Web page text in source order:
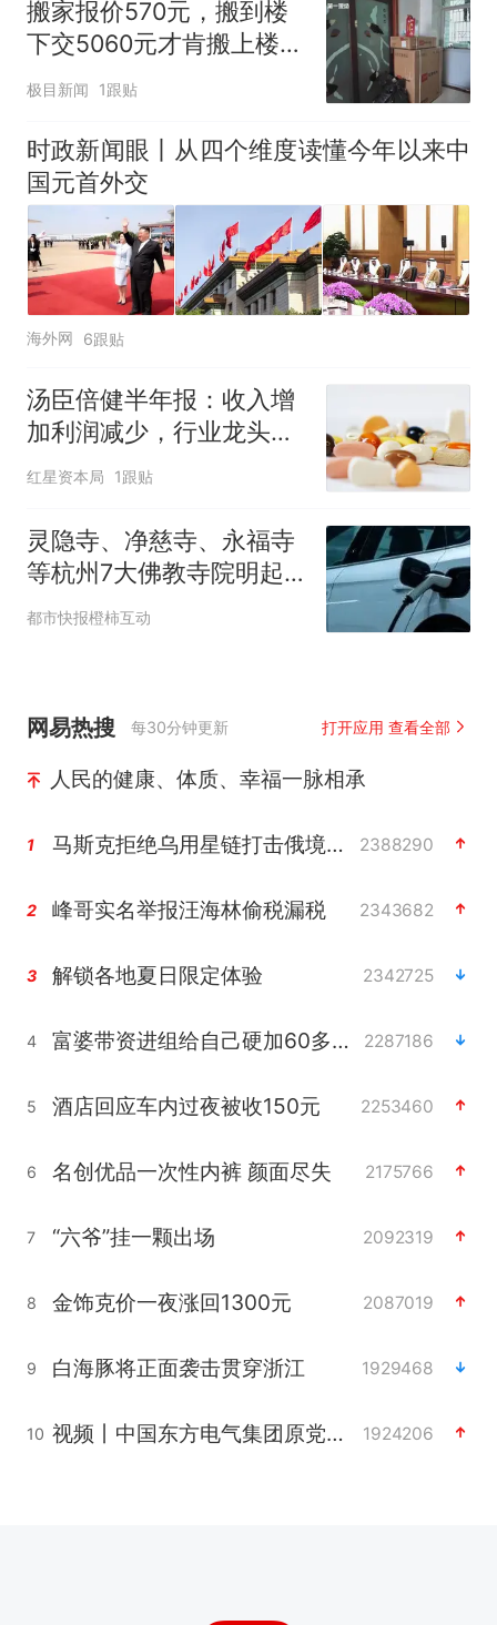
搬家报价570元，搬到楼
下交5060元才肯搬上楼！
女子傻眼了
极目新闻 1跟贴
时政新闻眼丨从四个维度读懂今年以来中
国元首外交
海外网 6跟贴
汤臣倍健半年报：收入增
加利润减少，行业龙头的
AB面
红星资本局 1跟贴
灵隐寺、净慈寺、永福寺
等杭州7大佛教寺院明起
临时关闭，别跑空了
都市快报橙柿互动
网易热搜 每30分钟更新 打开应用 查看全部
人民的健康、体质、幸福一脉相承
1 马斯克拒绝乌用星链打击俄境内目标 2388290
2 峰哥实名举报汪海林偷税漏税 2343682
3 解锁各地夏日限定体验 2342725
4 富婆带资进组给自己硬加60多场吻戏 2287186
5 酒店回应车内过夜被收150元 2253460
6 名创优品一次性内裤 颜面尽失 2175766
7 “六爷”挂一颗出场 2092319
8 金饰克价一夜涨回1300元 2087019
9 白海豚将正面袭击贯穿浙江 1929468
10 视频丨中国东方电气集团原党组副书记、董事宋致远被查 1924206